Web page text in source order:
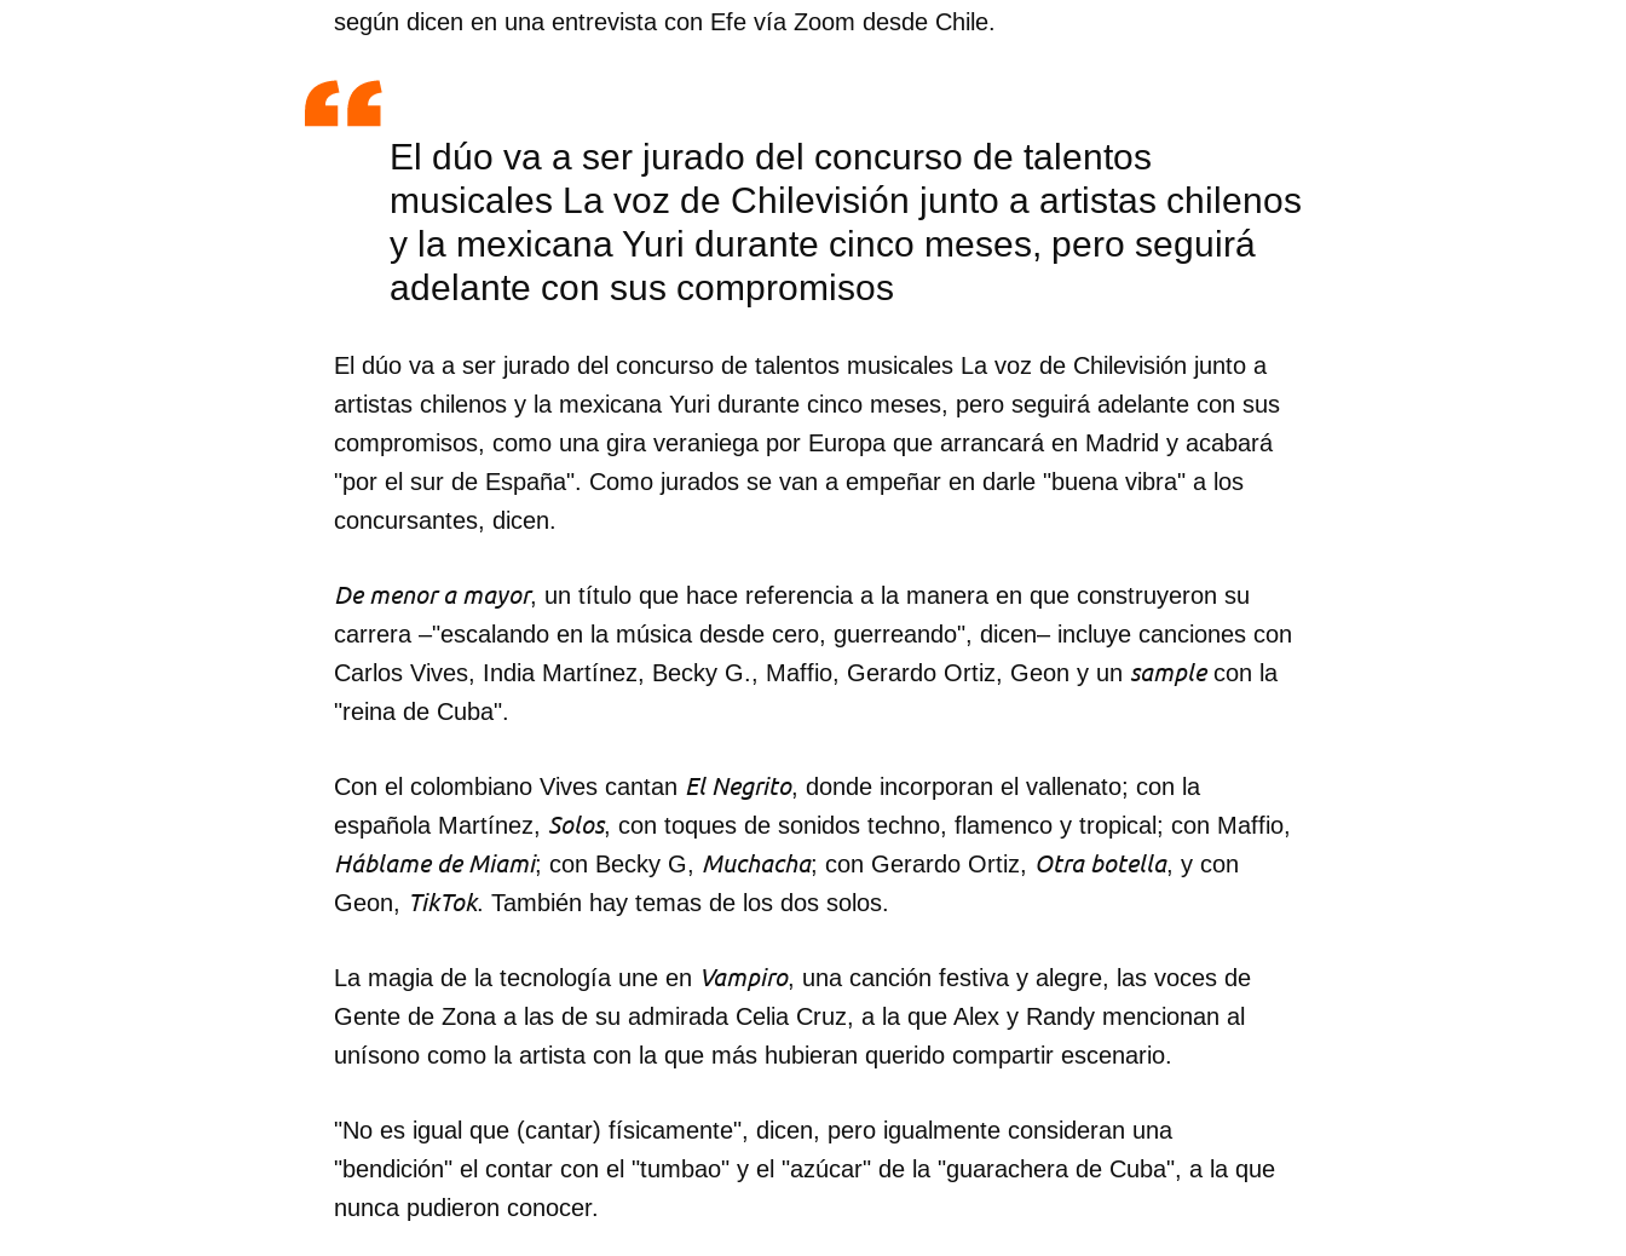
Para poder guardar como favorito, primero has de iniciar sesión con tu
cuenta de 14ymedio.
INICIAR SESIÓN
según dicen en una entrevista con Efe vía Zoom desde Chile.
El dúo va a ser jurado del concurso de talentos
musicales La voz de Chilevisión junto a artistas chilenos
y la mexicana Yuri durante cinco meses, pero seguirá
adelante con sus compromisos
El dúo va a ser jurado del concurso de talentos musicales La voz de Chilevisión junto a
artistas chilenos y la mexicana Yuri durante cinco meses, pero seguirá adelante con sus
compromisos, como una gira veraniega por Europa que arrancará en Madrid y acabará
"por el sur de España". Como jurados se van a empeñar en darle "buena vibra" a los
concursantes, dicen.
De menor a mayor, un título que hace referencia a la manera en que construyeron su
carrera –"escalando en la música desde cero, guerreando", dicen– incluye canciones con
Carlos Vives, India Martínez, Becky G., Maffio, Gerardo Ortiz, Geon y un samplecon la
"reina de Cuba".
Con el colombiano Vives cantan El Negrito, donde incorporan el vallenato; con la
española Martínez, Solos, con toques de sonidos techno, flamenco y tropical; con Maffio,
Háblame de Miami; con Becky G, Muchacha; con Gerardo Ortiz, Otra botella, y con
Geon, TikTok. También hay temas de los dos solos.
La magia de la tecnología une en Vampiro, una canción festiva y alegre, las voces de
Gente de Zona a las de su admirada Celia Cruz, a la que Alex y Randy mencionan al
unísono como la artista con la que más hubieran querido compartir escenario.
"No es igual que (cantar) físicamente", dicen, pero igualmente consideran una
"bendición" el contar con el "tumbao" y el "azúcar" de la "guarachera de Cuba", a la que
nunca pudieron conocer.